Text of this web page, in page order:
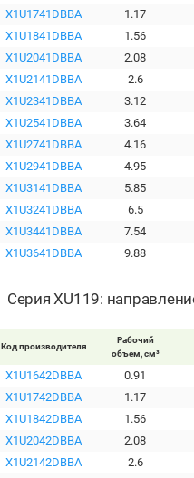
X1U1741DBBA
1.17
X1U1841DBBA
1.56
X1U2041DBBA
2.08
X1U2141DBBA
2.6
X1U2341DBBA
3.12
X1U2541DBBA
3.64
X1U2741DBBA
4.16
X1U2941DBBA
4.95
X1U3141DBBA
5.85
X1U3241DBBA
6.5
X1U3441DBBA
7.54
X1U3641DBBA
9.88
Серия XU119:
Код производителя
Рабочий
объем, см³
X1U1642DBBA 0.91
X1U1742DBBA
1.17
X1U1842DBBA
1.56
X1U2042DBBA
2.08
X1U2142DBBA
2.6